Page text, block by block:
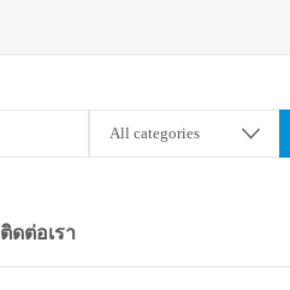
All categories
ติดต่อเรา